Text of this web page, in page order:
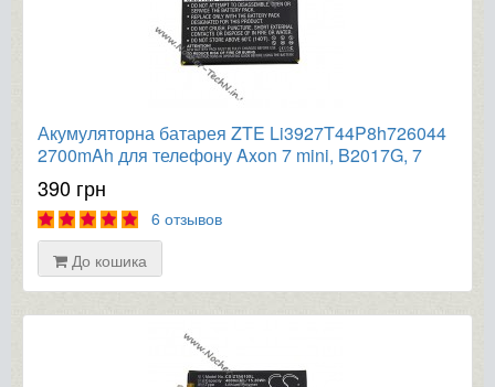
Акумуляторна батарея ZTE Li3927T44P8h726044
2700mAh для телефону Axon 7 mini, B2017G, 7
Mini Dual
390 грн
6 отзывов
До кошика